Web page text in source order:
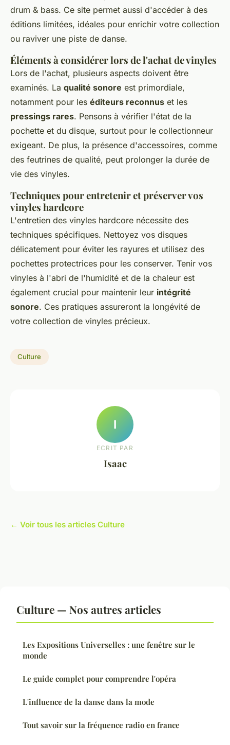
drum & bass. Ce site permet aussi d'accéder à des
éditions limitées, idéales pour enrichir votre collection
ou raviver une piste de danse.
Éléments à considérer lors de l'achat de vinyles
Lors de l'achat, plusieurs aspects doivent être
examinés. La qualité sonore est primordiale,
notamment pour les éditeurs reconnus et les
pressings rares. Pensons à vérifier l'état de la
pochette et du disque, surtout pour le collectionneur
exigeant. De plus, la présence d'accessoires, comme
des feutrines de qualité, peut prolonger la durée de
vie des vinyles.
Techniques pour entretenir et préserver vos
vinyles hardcore
L'entretien des vinyles hardcore nécessite des
techniques spécifiques. Nettoyez vos disques
délicatement pour éviter les rayures et utilisez des
pochettes protectrices pour les conserver. Tenir vos
vinyles à l'abri de l'humidité et de la chaleur est
également crucial pour maintenir leur intégrité
sonore. Ces pratiques assureront la longévité de
votre collection de vinyles précieux.
Culture
I
ECRIT PAR
Isaac
← Voir tous les articles Culture
Culture — Nos autres articles
Les Expositions Universelles : une fenêtre sur le
monde
Le guide complet pour comprendre l'opéra
L'influence de la danse dans la mode
Tout savoir sur la fréquence radio en france